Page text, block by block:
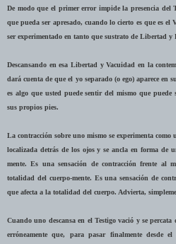
De modo que el primer error impide la presencia del
que pueda ser apresado, cuando lo cierto es que es el
ser experimentado en tanto que sustrato de Libertad y
Descansando en esa Libertad y Vacuidad en la
dará cuenta de que el yo separado (o ego) aparece en
es algo que usted puede sentir del mismo que
sus propios pies.
La contracción sobre uno mismo se experimenta
localizada detrás de los ojos y se ancla en forma de
mente. Es una sensación de contracción frente al
totalidad del cuerpo-mente. Es una sensación de
que afecta a la totalidad del cuerpo. Advierta,
Cuando uno descansa en el Testigo vació y se
erróneamente que, para pasar finalmente desde